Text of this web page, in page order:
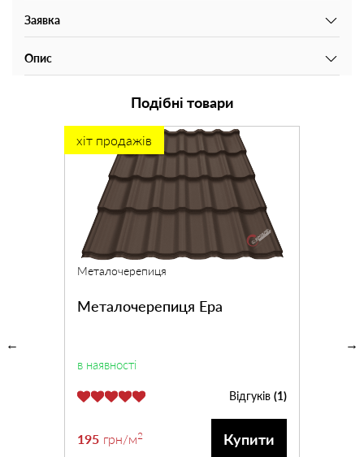
Заявка
Опис
Подібні товари
хіт продажів
Металочерепиця
Металочерепиця Ера
в наявності
Відгуків (1)
195 грн/м2 Купити